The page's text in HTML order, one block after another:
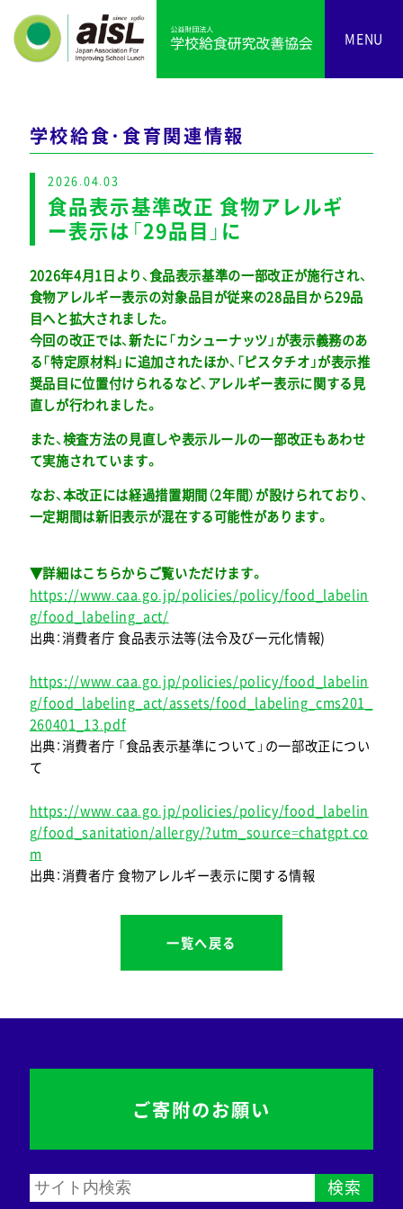
MENU
学校給食・食育関連情報
2026.04.03
食品表示基準改正 食物アレルギ
ー表示は「29品目」に
2026年4月1日より、食品表示基準の一部改正が施行され、
食物アレルギー表示の対象品目が従来の28品目から29品
目へと拡大されました。
今回の改正では、新たに「カシューナッツ」が表示義務のあ
る「特定原材料」に追加されたほか、「ピスタチオ」が表示推
奨品目に位置付けられるなど、アレルギー表示に関する見
直しが行われました。
また、検査方法の見直しや表示ルールの一部改正もあわせ
て実施されています。
なお、本改正には経過措置期間（2年間）が設けられており、
一定期間は新旧表示が混在する可能性があります。
▼詳細はこちらからご覧いただけます。
https://www.caa.go.jp/policies/policy/food_labelin
g/food_labeling_act/
出典：消費者庁 食品表示法等(法令及び一元化情報)
https://www.caa.go.jp/policies/policy/food_labelin
g/food_labeling_act/assets/food_labeling_cms201_
260401_13.pdf
出典：消費者庁 「食品表示基準について」の一部改正につい
て
https://www.caa.go.jp/policies/policy/food_labelin
g/food_sanitation/allergy/?utm_source=chatgpt.co
m
出典：消費者庁 食物アレルギー表示に関する情報
一覧へ戻る
検索
ご寄附のお願い